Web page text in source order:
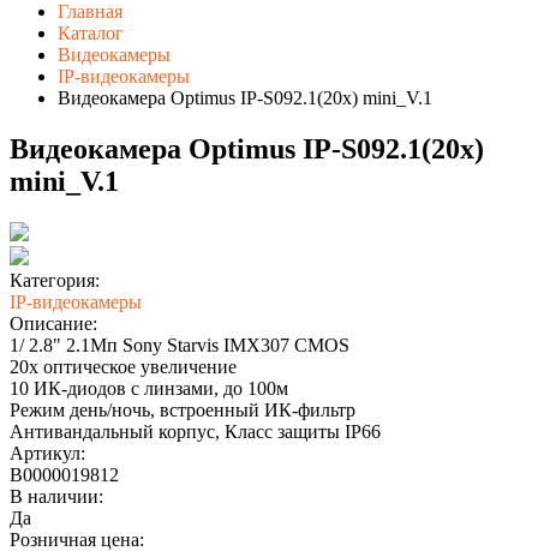
Главная
Каталог
Видеокамеры
IP-видеокамеры
Видеокамера Optimus IP-S092.1(20x) mini_V.1
Видеокамера Optimus IP-S092.1(20x)
mini_V.1
Категория:
IP-видеокамеры
Описание:
1/ 2.8" 2.1Мп Sony Starvis IMX307 CMOS
20x оптическое увеличение
10 ИК-диодов с линзами, до 100м
Режим день/ночь, встроенный ИК-фильтр
Антивандальный корпус, Класс защиты IР66
Артикул:
В0000019812
В наличии:
Да
Розничная цена: